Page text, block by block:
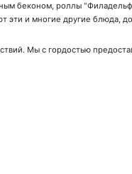
беконом, роллы
и многие другие блюда,
Мы с гордостью